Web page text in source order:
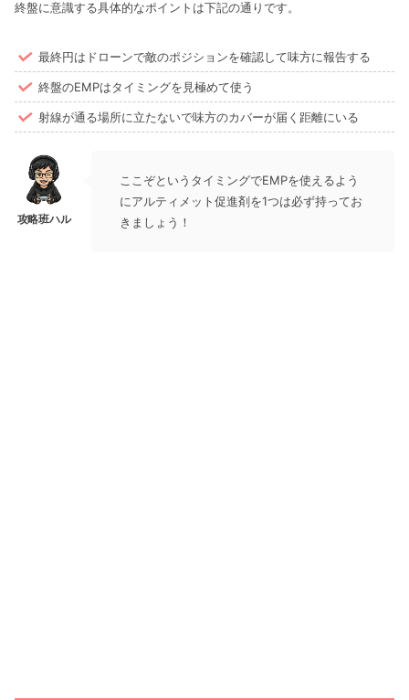
終盤に意識する具体的なポイントは下記の通りです。
最終円はドローンで敵のポジションを確認して味方に報告する
終盤のEMPはタイミングを見極めて使う
射線が通る場所に立たないで味方のカバーが届く距離にいる
ここぞというタイミングでEMPを使えるよう
にアルティメット促進剤を1つは必ず持ってお
きましょう！